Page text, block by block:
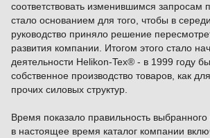
соответствовать изменившимся запросам
стало основанием для того, чтобы в
руководство приняло решение
развития компании. Итогом этого стало
деятельности Helikon-Tex® - в 1999 году
собственное производство товаров, как
прочих силовых структур.
Время показало правильность выбранного
в настоящее время каталог компании